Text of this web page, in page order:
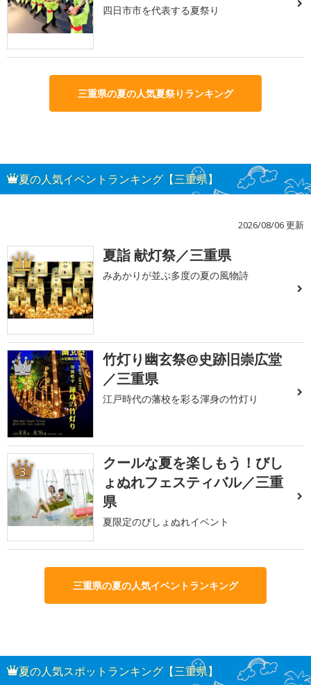
四日市市を代表する夏祭り
三重県の夏の人気夏祭りランキング
夏の人気イベントランキング【三重県】
2026/08/06 更新
1 夏詣 献灯祭／三重県
みあかりが並ぶ多度の夏の風物詩
2
竹灯り幽玄祭@史跡旧崇広堂
／三重県
江戸時代の藩校を彩る渾身の竹灯り
3
クールな夏を楽しもう！びし
ょぬれフェスティバル／三重
県
夏限定のびしょぬれイベント
三重県の夏の人気イベントランキング
夏の人気スポットランキング【三重県】